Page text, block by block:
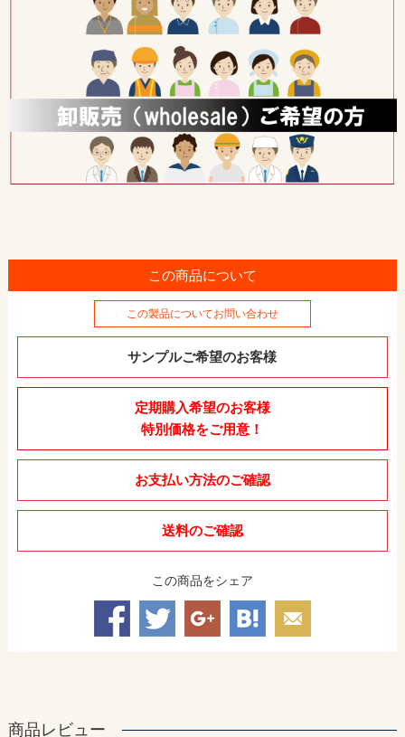
この商品について
この製品についてお問い合わせ
サンプルご希望のお客様
定期購入希望のお客様
特別価格をご用意！
お支払い方法のご確認
送料のご確認
この商品をシェア
商品レビュー